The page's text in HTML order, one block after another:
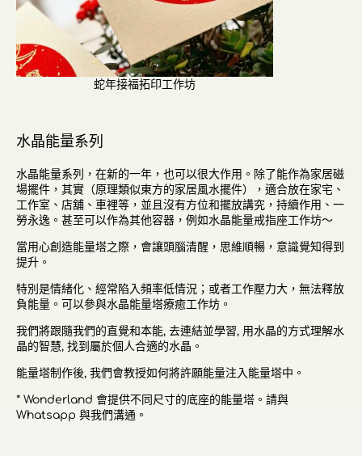
蛇年接福拓印工作坊
水晶能量系列
水晶能量系列，在新的一年，也可以很大作用。除了能作為家居磁
場擺件，其實（原理類似東方的家居風水擺件），適合放在家宅、
工作室、店舖、車裡等，並且沒有方位和擺放講究，持續作用、一
勞永逸。甚至可以作為其他容器，例如水晶能量戒指座工作坊～
當用心創造能量塔之際，會讓頭腦清醒，思維順暢，意識覺知得到
提升。
特別是情緒化、經常陷入頻率低情況；或者工作壓力大，無法釋放
負能量。可以參與水晶能量塔療癒工作坊。
我們將跟隨我們的直覺和本能, 去連結並學習, 用水晶的方式理解水
晶的智慧, 找到屬於個人合適的水晶。
能量塔制作後, 我們會教授如何將許願能量注入能量塔中。
* Wonderland 會提供不同尺寸的底座的能量塔。請與
Whatsapp 與我們溝通。